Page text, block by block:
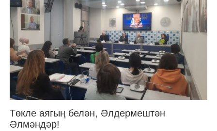
Төкле аягың белән, Әлдермештән
Әлмәндәр!